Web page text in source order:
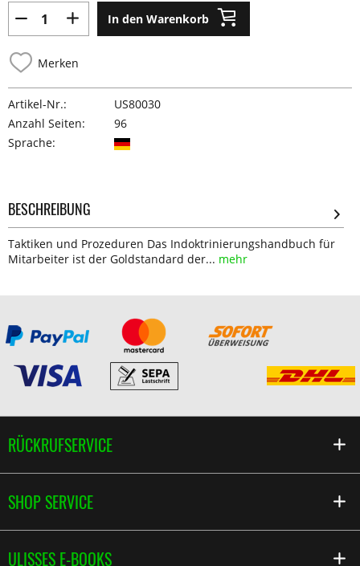
In den Warenkorb
Merken
Artikel-Nr.:
US80030
Anzahl Seiten:
96
Sprache:
BESCHREIBUNG
Taktiken und Prozeduren Das Indoktrinierungshandbuch für
Mitarbeiter ist der Goldstandard der... mehr
RÜCKRUFSERVICE
SHOP SERVICE
ULISSES E-BOOKS